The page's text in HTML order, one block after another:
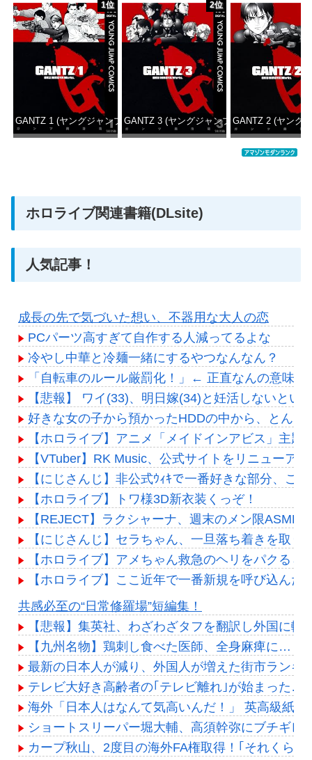
1位
GANTZ 1 (ヤングジャンプコミックスDIGITAL)
2位
GANTZ 3 (ヤングジャンプコミックス
GANTZ 2 (ヤング
ホロライブ関連書籍(DLsite)
人気記事！
成長の先で気づいた想い、不器用な大人の恋
PCパーツ高すぎて自作する人減ってるよな
冷やし中華と冷麺一緒にするやつなんなん？
「自転車のルール厳罰化！」← 正直なんの意味
【悲報】 ワイ(33)、明日嫁(34)と妊活しないとい
好きな女の子から預かったHDDの中から、とん
【ホロライブ】アニメ「メイドインアビス」主
【VTuber】RK Music、公式サイトをリニューア
【にじさんじ】非公式ｳｨｷで一番好きな部分、これ
【ホロライブ】トワ様3D新衣装くっぞ！
【REJECT】ラクシャーナ、週末のメン限ASMR
【にじさんじ】セラちゃん、一旦落ち着きを取り
【ホロライブ】アメちゃん救急のヘリをパクる→
【ホロライブ】ここ近年で一番新規を呼び込んだ
Powered by livedoor 相互RSS
共感必至の“日常修羅場”短編集！
【悲報】集英社、わざわざタフを翻訳し外国に輸
【九州名物】鶏刺し食べた医師、全身麻痺に…「
最新の日本人が減り、外国人が増えた街市ラン
テレビ大好き高齢者の｢テレビ離れ｣が始まった…
海外「日本人はなんて気高いんだ！」 英高級紙
ショートスリーパー堀大輔、高須幹弥にブチギレ
カープ秋山、2度目の海外FA権取得！｢それくら